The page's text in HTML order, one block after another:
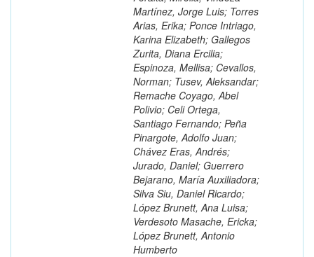
Martínez, Jorge Luis; Torres
Arias, Erika; Ponce Intriago,
Karina Elizabeth; Gallegos
Zurita, Diana Ercilia;
Espinoza, Mellisa; Cevallos,
Norman; Tusev, Aleksandar;
Remache Coyago, Abel
Polivio; Celi Ortega,
Santiago Fernando; Peña
Pinargote, Adolfo Juan;
Chávez Eras, Andrés;
Jurado, Daniel; Guerrero
Bejarano, María Auxiliadora;
Silva Siu, Daniel Ricardo;
López Brunett, Ana Luisa;
Verdesoto Masache, Ericka;
López Brunett, Antonio
Humberto